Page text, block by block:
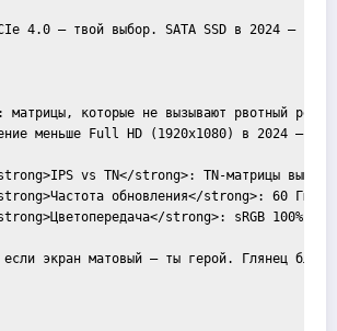
4.0 — твой выбор. SATA SSD в 2024 —
матрицы, которые не вызывают рвотный
меньше Full HD (1920x1080) в 2024 —
vs TN</strong>: TN-матрицы
обновления</strong>: 60 Гц
strong>: sRGB 100% —
экран матовый — ты герой. Глянец